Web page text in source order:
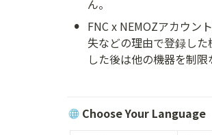
ん。
• FNC x NEMOZアカウン
失などの理由で登録し
した後は他の機器を制限
Choose Your Language